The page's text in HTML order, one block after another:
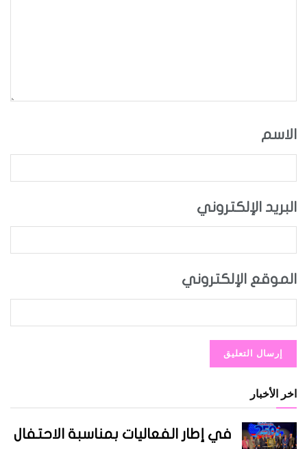
الاسم
البريد الإلكتروني
الموقع الإلكتروني
اخر الأخبار
في إطار الفعاليات بمناسبة الاحتفال